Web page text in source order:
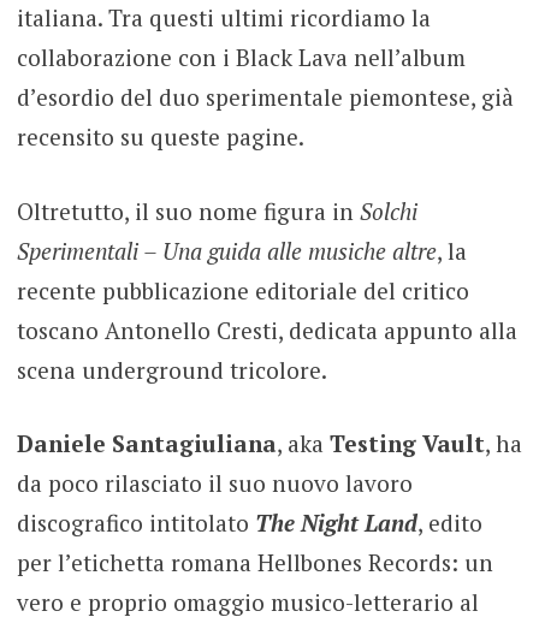
italiana. Tra questi ultimi ricordiamo la
collaborazione con i Black Lava nell’album
d’esordio del duo sperimentale piemontese, già
recensito su queste pagine.
Oltretutto, il suo nome figura in Solchi
Sperimentali – Una guida alle musiche altre, la
recente pubblicazione editoriale del critico
toscano Antonello Cresti, dedicata appunto alla
scena underground tricolore.
Daniele Santagiuliana, aka Testing Vault, ha
da poco rilasciato il suo nuovo lavoro
discografico intitolato The Night Land, edito
per l’etichetta romana Hellbones Records: un
vero e proprio omaggio musico-letterario al